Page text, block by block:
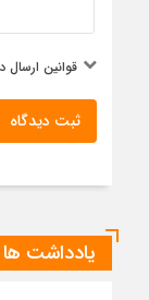
قوانین ارسال
ثبت دیدگاه
یادداشت ها